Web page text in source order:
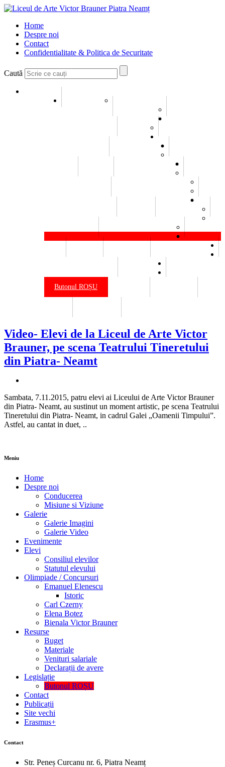
Home
Despre noi
Contact
Confidentialitate & Politica de Securitate
Caută
Butonul ROȘU
Video- Elevi de la Liceul de Arte Victor
Brauner, pe scena Teatrului Tineretului
din Piatra- Neamt
Sambata, 7.11.2015, patru elevi ai Liceului de Arte Victor Brauner
din Piatra- Neamt, au sustinut un moment artistic, pe scena Teatrului
Tineretului din Piatra- Neamt, in cadrul Galei „Oamenii Timpului”.
Astfel, au cantat in duet, ..
Meniu
Home
Despre noi
Conducerea
Misiune si Viziune
Galerie
Galerie Imagini
Galerie Video
Evenimente
Elevi
Consiliul elevilor
Statutul elevului
Olimpiade / Concursuri
Emanuel Elenescu
Istoric
Carl Czerny
Elena Botez
Bienala Victor Brauner
Resurse
Buget
Materiale
Venituri salariale
Declarații de avere
Legislație
Butonul ROȘU
Contact
Publicații
Site vechi
Erasmus+
Contact
Str. Peneș Curcanu nr. 6, Piatra Neamț